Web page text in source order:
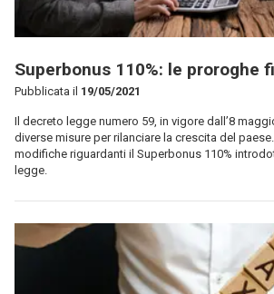
Superbonus 110%: le proroghe
Pubblicata il 19/05/2021
Il decreto legge numero 59, in vigore dall’8
diverse misure per rilanciare la crescita del
modifiche riguardanti il Superbonus 110%
legge.